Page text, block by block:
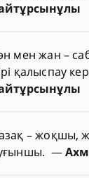
мен жан –
қалыспау
– жоқшы,
—